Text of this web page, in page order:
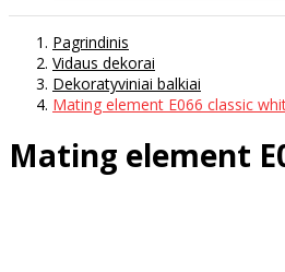
Pagrindinis
Vidaus dekorai
Dekoratyviniai balkiai
Mating element E066 classic
Mating element